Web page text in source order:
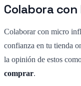
Colabora
Colaborar con micro
confianza en tu tienda
la opinión de estos
comprar.